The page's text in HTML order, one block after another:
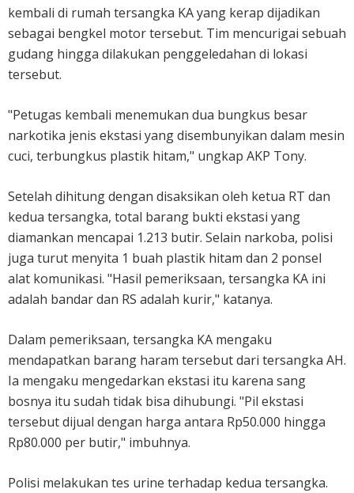
kembali di rumah tersangka KA yang kerap dijadikan
sebagai bengkel motor tersebut. Tim mencurigai sebuah
gudang hingga dilakukan penggeledahan di lokasi
tersebut.
"Petugas kembali menemukan dua bungkus besar
narkotika jenis ekstasi yang disembunyikan dalam mesin
cuci, terbungkus plastik hitam," ungkap AKP Tony.
Setelah dihitung dengan disaksikan oleh ketua RT dan
kedua tersangka, total barang bukti ekstasi yang
diamankan mencapai 1.213 butir. Selain narkoba, polisi
juga turut menyita 1 buah plastik hitam dan 2 ponsel
alat komunikasi. "Hasil pemeriksaan, tersangka KA ini
adalah bandar dan RS adalah kurir," katanya.
Dalam pemeriksaan, tersangka KA mengaku
mendapatkan barang haram tersebut dari tersangka AH.
Ia mengaku mengedarkan ekstasi itu karena sang
bosnya itu sudah tidak bisa dihubungi. "Pil ekstasi
tersebut dijual dengan harga antara Rp50.000 hingga
Rp80.000 per butir," imbuhnya.
Polisi melakukan tes urine terhadap kedua tersangka.